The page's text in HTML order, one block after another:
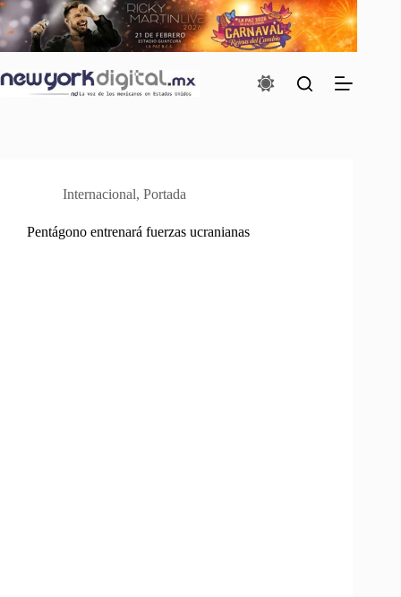
Saltar
al
contenido
Internacional, Portada
Pentágono entrenará fuerzas ucranianas